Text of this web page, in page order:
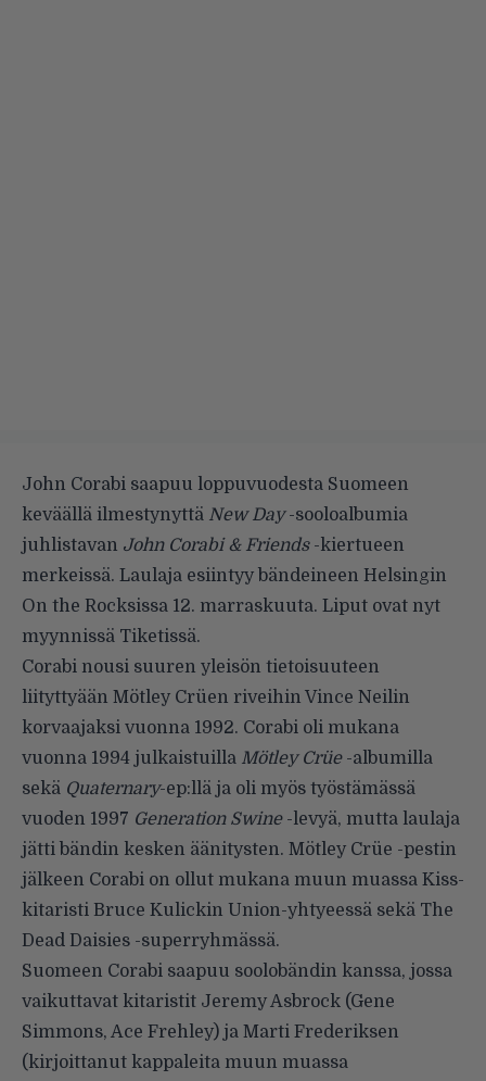
John Corabi saapuu loppuvuodesta Suomeen
keväällä ilmestynyttä New Day-sooloalbumia
juhlistavan John Corabi & Friends-kiertueen
merkeissä. Laulaja esiintyy bändeineen Helsingin
On the Rocksissa 12. marraskuuta. Liput ovat nyt
myynnissä Tiketissä.
Corabi nousi suuren yleisön tietoisuuteen
liityttyään Mötley Crüen riveihin Vince Neilin
korvaajaksi vuonna 1992. Corabi oli mukana
vuonna 1994 julkaistuilla Mötley Crüe-albumilla
sekä Quaternary-ep:llä ja oli myös työstämässä
vuoden 1997 Generation Swine-levyä, mutta laulaja
jätti bändin kesken äänitysten. Mötley Crüe -pestin
jälkeen Corabi on ollut mukana muun muassa Kiss-
kitaristi Bruce Kulickin Union-yhtyeessä sekä The
Dead Daisies -superryhmässä.
Suomeen Corabi saapuu soolobändin kanssa, jossa
vaikuttavat kitaristit Jeremy Asbrock (Gene
Simmons, Ace Frehley) ja Marti Frederiksen
(kirjoittanut kappaleita muun muassa